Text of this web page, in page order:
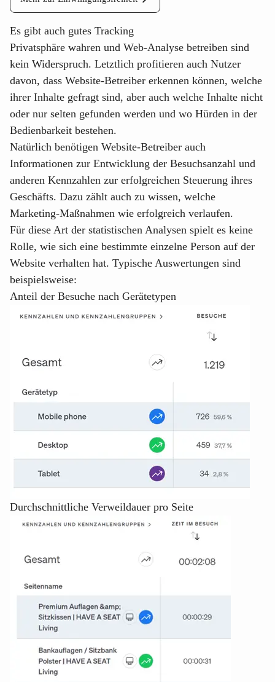
Es gibt auch gutes Tracking
Privatsphäre wahren und Web-Analyse betreiben sind
kein Widerspruch. Letztlich profitieren auch Nutzer
davon, dass Website-Betreiber erkennen können, welche
ihrer Inhalte gefragt sind, aber auch welche Inhalte nicht
oder nur selten gefunden werden und wo Hürden in der
Bedienbarkeit bestehen.
Natürlich benötigen Website-Betreiber auch
Informationen zur Entwicklung der Besuchsanzahl und
anderen Kennzahlen zur erfolgreichen Steuerung ihres
Geschäfts. Dazu zählt auch zu wissen, welche
Marketing-Maßnahmen wie erfolgreich verlaufen.
Für diese Art der statistischen Analysen spielt es keine
Rolle, wie sich eine bestimmte einzelne Person auf der
Website verhalten hat. Typische Auswertungen sind
beispielsweise:
Anteil der Besuche nach Gerätetypen
Durchschnittliche Verweildauer pro Seite